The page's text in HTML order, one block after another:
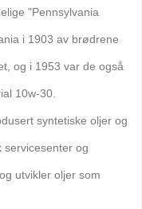
"Pennsylvania
i 1903 av brødrene
og i 1953 var de også
10w-30.
syntetiske oljer og
servicesenter og
utvikler oljer som